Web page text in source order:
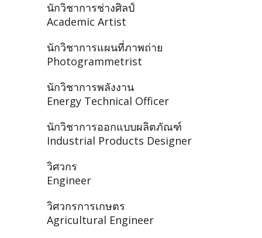
นักวิชาการช่างศิลป์
Academic Artist
นักวิชาการแผนที่ภาพถ่าย
Photogrammetrist
นักวิชาการพลังงาน
Energy Technical Officer
นักวิชาการออกแบบผลิตภัณฑ์
Industrial Products Designer
วิศวกร
Engineer
วิศวกรการเกษตร
Agricultural Engineer